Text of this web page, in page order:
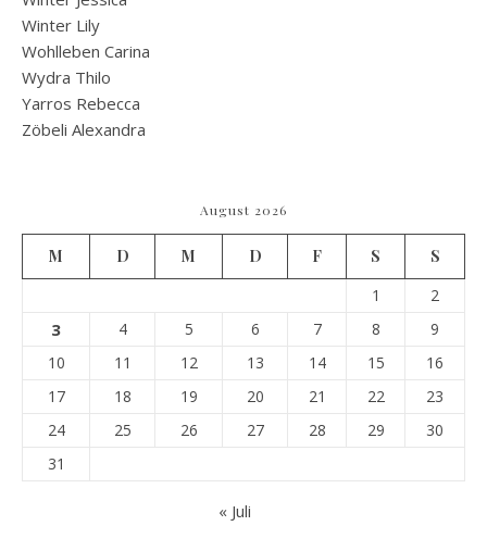
Winter Lily
Wohlleben Carina
Wydra Thilo
Yarros Rebecca
Zöbeli Alexandra
August 2026
M D M D F S
S
1
2
3 4 5 6 7 8
9
10
11 12 13 14 15
16
17
18 19 20 21 22
23
24
25 26 27 28 29
30
31
« Juli